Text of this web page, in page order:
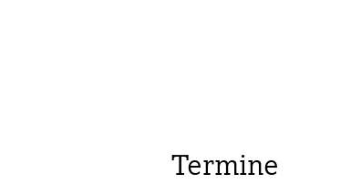
Termine